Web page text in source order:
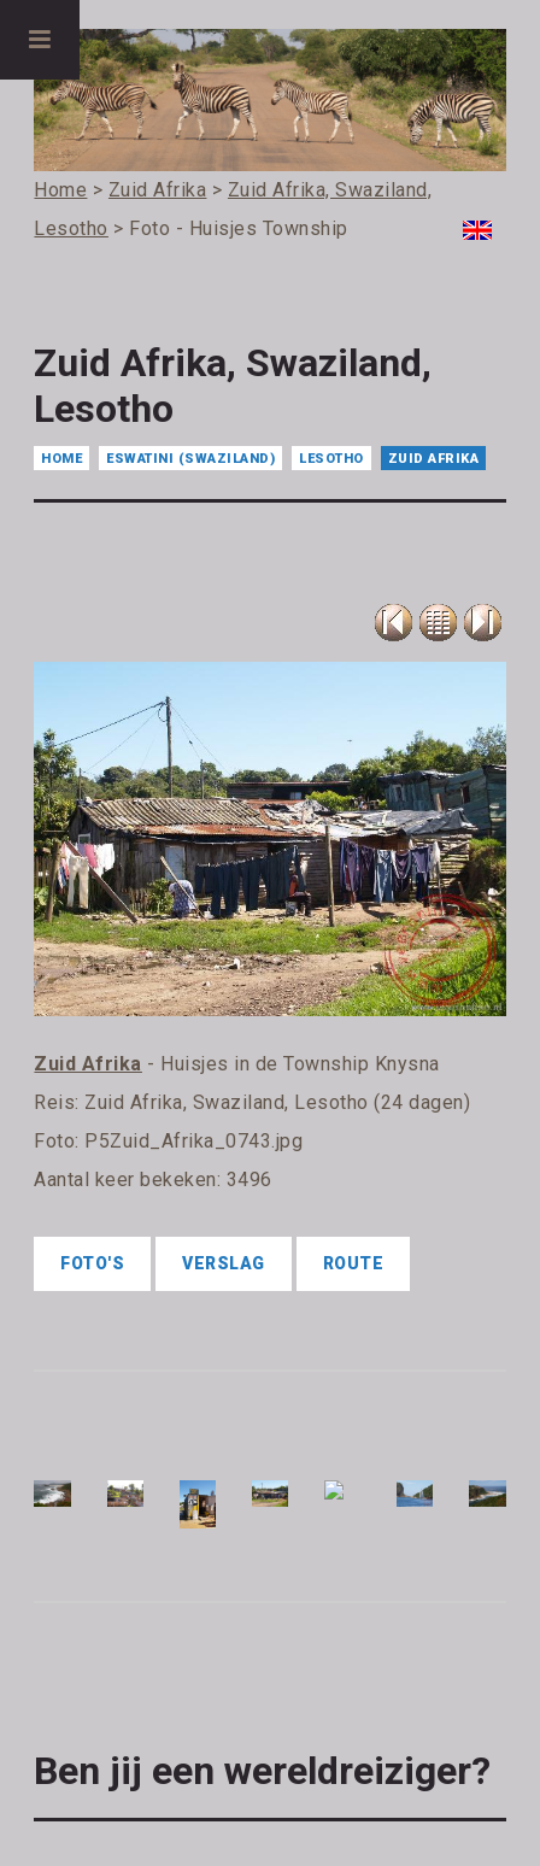
Home > Zuid Afrika > Zuid Afrika, Swaziland,
Lesotho > Foto - Huisjes Township
Zuid Afrika, Swaziland,
Lesotho
HOME ESWATINI (SWAZILAND) LESOTHO ZUID AFRIKA
Zuid Afrika - Huisjes in de Township Knysna
Reis: Zuid Afrika, Swaziland, Lesotho (24 dagen)
Foto: P5Zuid_Afrika_0743.jpg
Aantal keer bekeken: 3496
FOTO'S VERSLAG ROUTE
Ben jij een wereldreiziger?